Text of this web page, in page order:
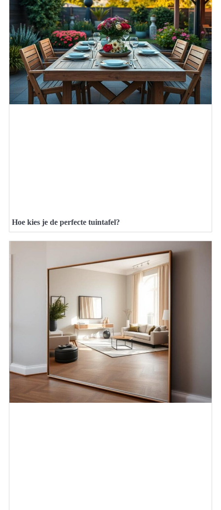
Hoe kies je de perfecte tuintafel?